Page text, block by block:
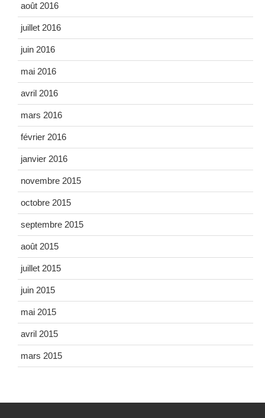
août 2016
juillet 2016
juin 2016
mai 2016
avril 2016
mars 2016
février 2016
janvier 2016
novembre 2015
octobre 2015
septembre 2015
août 2015
juillet 2015
juin 2015
mai 2015
avril 2015
mars 2015